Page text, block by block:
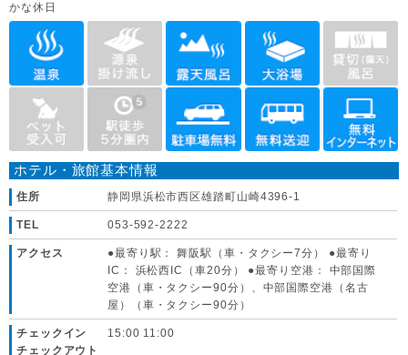
かな休日
ホテル・旅館基本情報
住所 静岡県浜松市西区雄踏町山崎4396-1
TEL 053-592-2222
アクセス
●最寄り駅： 舞阪駅（車・タクシー7分） ●最寄り
IC： 浜松西IC（車20分） ●最寄り空港： 中部国際
空港（車・タクシー90分）、中部国際空港（名古
屋）（車・タクシー90分）
チェックイン
チェックアウト
15:00 11:00